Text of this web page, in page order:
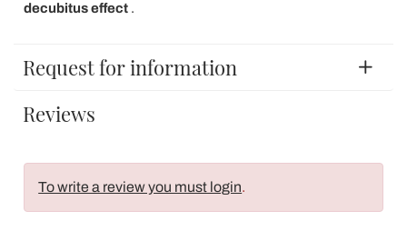
decubitus effect.
Request for information
Reviews
To write a review you must login.